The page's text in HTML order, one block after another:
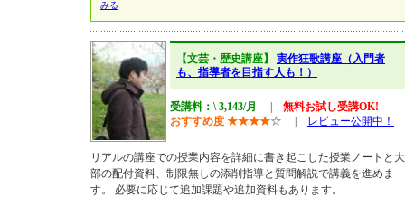
みる
【文芸・歴史講座】 実作狂歌講座（入門者
も、指導者を目指す人も！）
受講料：\ 3,143/月
無料お試し受講OK!
おすすめ度 ★★★★☆ レビュー公開中！
リアルの講座での授業内容を詳細に書き起こした授業ノートと大
部の配付資料、制限無しの添削指導と質問解説で講義を進めま
す。 必要に応じて追加課題や追加資料もあります。